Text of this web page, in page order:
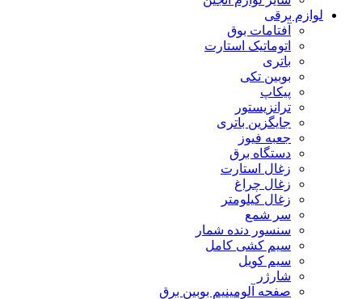
لوازم برقی
آفتامات بوق
اتوماتیک استارت
باتری
بوبین تکی
پیکاپ
ترانزیستور
جایگزین باتری
جعبه فیوز
دستگاه برق
زغال استارت
زغال چراغ
زغال کیلومتر
سر شمع
سنسور دنده شمار
سیم کشی کامل
سیم کویل
شارژر
صفحه آلومینیم بوبین برق